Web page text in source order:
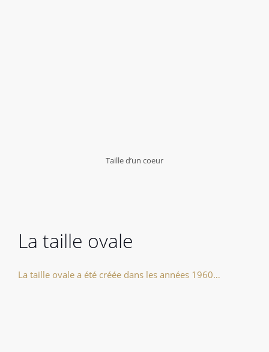
Taille d’un coeur
La taille ovale
La taille ovale a été créée dans les années 1960…